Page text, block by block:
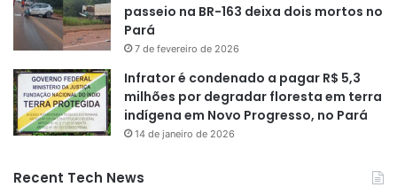
passeio na BR-163 deixa dois mortos no
Pará
7 de fevereiro de 2026
Infrator é condenado a pagar R$ 5,3
milhões por degradar floresta em terra
indígena em Novo Progresso, no Pará
14 de janeiro de 2026
Recent Tech News